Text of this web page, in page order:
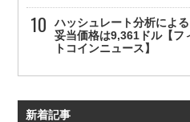
ハッシュレート分析によ
妥当価格は9,361ドル【フ
トコインニュース】
新着記事